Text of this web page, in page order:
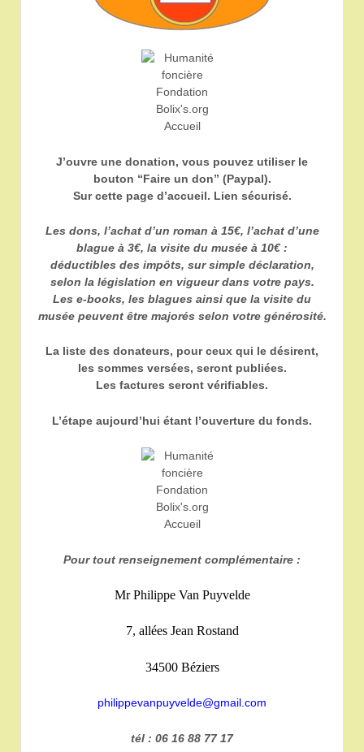
J’ouvre une donation, vous pouvez utiliser le
bouton “Faire un don” (Paypal).
Sur cette page d’accueil. Lien sécurisé.
Les dons, l’achat d’un roman à 15€, l’achat d’une
blague à 3€, la visite du musée à 10€ :
déductibles des impôts, sur simple déclaration,
selon la législation en vigueur dans votre pays.
Les e-books, les blagues ainsi que la visite du
musée peuvent être majorés selon votre générosité.
La liste des donateurs, pour ceux qui le désirent,
les sommes versées, seront publiées.
Les factures seront vérifiables.
L’étape aujourd’hui étant l’ouverture du fonds.
Pour tout renseignement complémentaire :
Mr Philippe Van Puyvelde
7, allées Jean Rostand
34500 Béziers
philippevanpuyvelde@gmail.com
tél : 06 16 88 77 17